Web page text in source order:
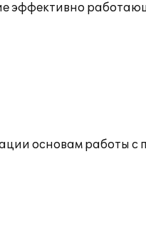
эффективно
основам работы с